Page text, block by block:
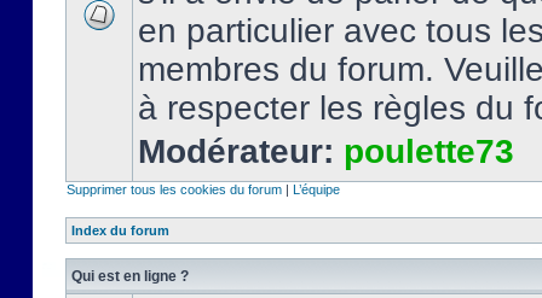
en particulier avec tous
membres du forum.
à respecter les règles du
Modérateur: poulette73
Supprimer tous les cookies du forum | L’équipe
Index du forum
Qui est en ligne ?